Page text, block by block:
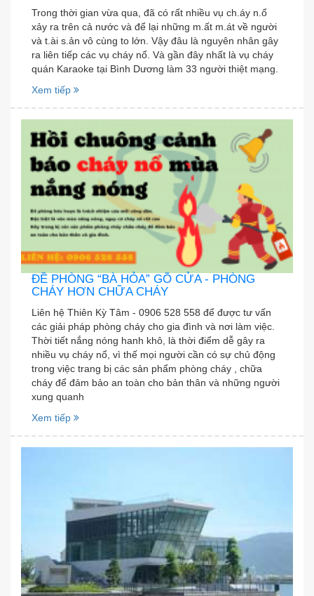
Trong thời gian vừa qua, đã có rất nhiều vụ ch.áy n.ổ
xảy ra trên cả nước và để lại những m.ất m.át về người
và t.ài s.ản vô cùng to lớn. Vậy đâu là nguyên nhân gây
ra liên tiếp các vụ cháy nổ. Và gần đây nhất là vụ cháy
quán Karaoke tại Bình Dương làm 33 người thiệt mạng.
Xem tiếp
ĐỀ PHÒNG “BÀ HỎA” GÕ CỬA - PHÒNG
CHÁY HƠN CHỮA CHÁY
Liên hệ Thiên Kỳ Tâm - 0906 528 558 để được tư vấn
các giải pháp phòng cháy cho gia đình và nơi làm việc.
Thời tiết nắng nóng hanh khô, là thời điểm dễ gây ra
nhiều vụ cháy nổ, vì thế mọi người cần có sự chủ động
trong việc trang bị các sản phẩm phòng cháy , chữa
cháy để đảm bảo an toàn cho bản thân và những người
xung quanh
Xem tiếp